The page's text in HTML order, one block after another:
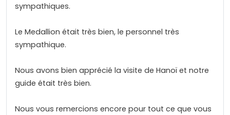
sympathiques.
Le Medallion était très bien, le personnel très
sympathique.
Nous avons bien apprécié la visite de Hanoï et notre
guide était très bien.
Nous vous remercions encore pour tout ce que vous